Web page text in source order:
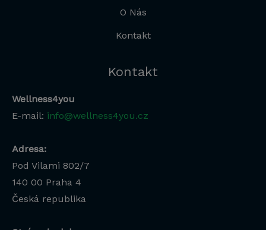
O Nás
Kontakt
Kontakt
Wellness4you
E-mail: info@wellness4you.cz
Adresa:
Pod Vilami 802/7
140 00 Praha 4
Česká republika